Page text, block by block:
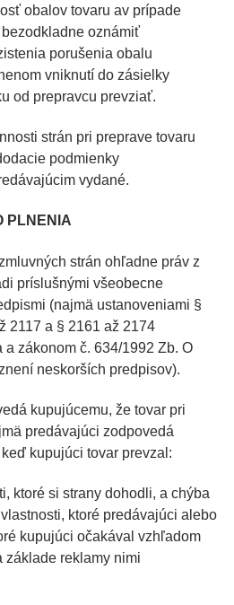
obalov tovaru av prípade
oznámiť
porušenia obalu
vniknutí do zásielky
od prepravcu prevziať.
strán pri preprave tovaru
podmienky
vydané.
PLNENIA
strán ohľadne práv z
príslušnými všeobecne
(najmä ustanoveniami §
2117 a § 2161 až 2174
zákonom č. 634/1992 Zb. O
neskorších predpisov).
kupujúcemu, že tovar pri
predávajúci zodpovedá
kupujúci tovar prevzal:
ktoré si strany dohodli, a chýba
ktoré predávajúci alebo
kupujúci očakával vzhľadom
základe reklamy nimi